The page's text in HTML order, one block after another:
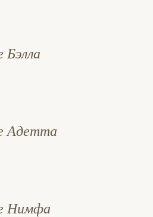
Бэлла
Адетта
Нимфа